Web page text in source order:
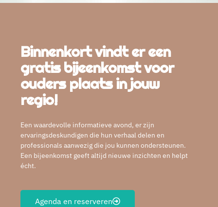
Binnenkort vindt er een
gratis bijeenkomst voor
ouders plaats in jouw
regio!
Een waardevolle informatieve avond, er zijn
ervaringsdeskundigen die hun verhaal delen en
professionals aanwezig die jou kunnen ondersteunen.
Een bijeenkomst geeft altijd nieuwe inzichten en helpt
écht.
Agenda en reserveren